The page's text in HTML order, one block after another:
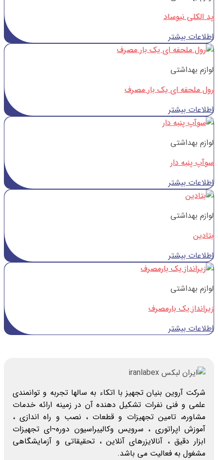
پد الکلی نیوساد
اطلاعات بیشتر
لوازم بهداشتی
رول ملحفه ای یک بار مصرف
اطلاعات بیشتر
لوازم بهداشتی
سوآپ پنبه دار
اطلاعات بیشتر
لوازم بهداشتی
بتادین
اطلاعات بیشتر
لوازم بهداشتی
زیرانداز یک بارمصرف
اطلاعات بیشتر
شرکت آروین بنیان تجهیز با اتکاء به سالها تجربه و توانمندی
علمی و فنی نفرات تشکیل دهنده آن در زمینه ارائه خدمات
مشاوره، تامین تجهیزات و قطعات ، نصب و راه اندازی ،
آموزش اپراتوری ، سرویس وکالیبراسیون دوره¬ای تجهیزات
ابزار دقیق ، آنالایزرهای آنلاین ، تحقیقاتی و آزمایشگاهی
مشغول به فعالیت می باشد.